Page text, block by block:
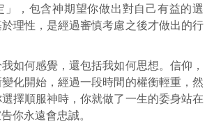
」，包含神期望你做出對自己有益的選
理性，是經過審慎考慮之後才做出的行
如何感覺，還包括我如何思想。信仰，
化開始，經過一段時間的權衡輕重，然
擇順服神時，你就做了一生的委身站在
你永遠會忠誠。